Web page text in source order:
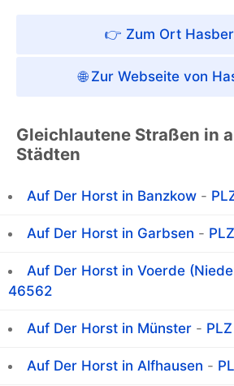
👉 Zum Ort
🌐 Zur Webseite von
Gleichlautene Straßen in
Städten
Auf Der Horst in Banzkow -
Auf Der Horst in Garbsen -
Auf Der Horst in Voerde
46562
Auf Der Horst in Münster -
Auf Der Horst in Alfhausen -